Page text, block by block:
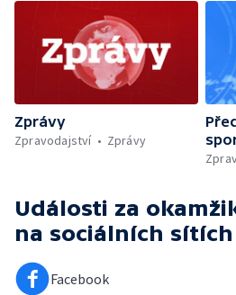
Zprávy
Zpravodajství
Zprávy
Události za
na sociálních sítích
Facebook